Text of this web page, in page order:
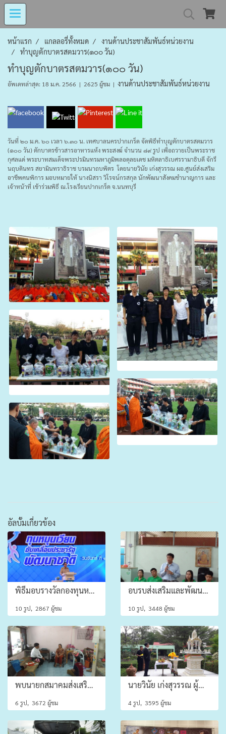
MIND MALL
เงินทุนหมุนเวียนโรงงานในอารักษ์
Center for Persons with
หน้าแรก แกลลอรี่ทั้งหมด
งานด้านประชาสัมพันธ์หน่วยงาน
ทำบุญตักบาตรสตมวาร(๑๐๐ วัน)
ทำบุญตักบาตรสตมวาร(๑๐๐ วัน)
อัพเดทล่าสุด: 18 ม.ค. 2566 | 2625 ผู้ชม | งานด้านประชาสัมพันธ์หน่วยงาน
วันที่ ๒๐ ม.ค. ๖๐ เวลา ๖.๓๐ น. เทศบาลนครปากเกร็ด จัดพิธีทำบุญตักบาตรสตมวาร
(๑๐๐ วัน) ตักบาตรข้าวสารอาหารแห้ง พระสงฆ์ จำนวน ๘๙ รูป เพื่อถวายเป็นพระราช
กุศลแด่ พระบาทสมเด็จพระปรมินทรมหาภูมิพลอดุลยเดช มหิตลาธิเบศรรามาธิบดี จักรี
นฤบดินทร สยามินทราธิราช บรมนาถบพิตร โดยนายวินัย เก่งสุวรรณ ผอ.ศูนย์ส่งเสริม
อาชีพคนพิการ มอบหมายให้ นางนิสรา วิโรจน์กรสกุล นักพัฒนาสังคมชำนาญการ และ
เจ้าหน้าที่ เข้าร่วมพิธี ณ.โรงเรียนปากเกร็ด จ.นนทบุรี
อัลบั้มเกี่ยวข้อง
พิธีมอบรางวัลกองทุนหมุนเวียนดีเด่น ประจำปี 2559
10 รูป, 2867 ผู้ชม
อบรบส่งเสริมและพัฒนาทักษะ การเย็บกระเป๋าผ้าให้กับคนพิการ / ผู้ดูแลคนพิการในชุมชน
10 รูป, 3448 ผู้ชม
พบนายกสมาคมส่งเสริมและพัฒนาคนพิการอำเภอภาชี
6 รูป, 3672 ผู้ชม
นายวินัย เก่งสุวรรณ ผู้อำนวยการศูนย์ส่งเสริมอาชีพคนพิการ
4 รูป, 3595 ผู้ชม